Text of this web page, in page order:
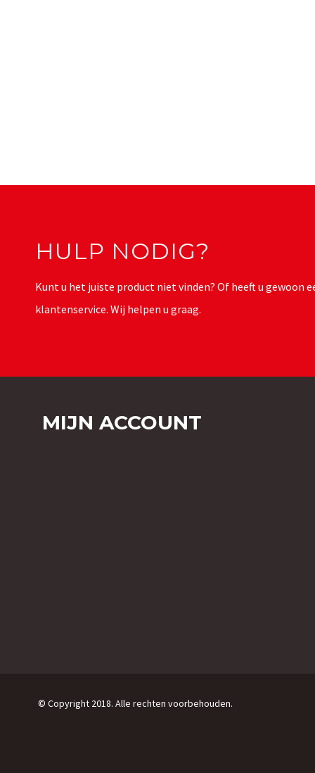
HULP NODIG?
Kunt u het juiste product niet vinden? Of heeft u gewoon
klantenservice. Wij helpen u graag.
MIJN ACCOUNT
© Copyright 2018. Alle rechten voorbehouden.